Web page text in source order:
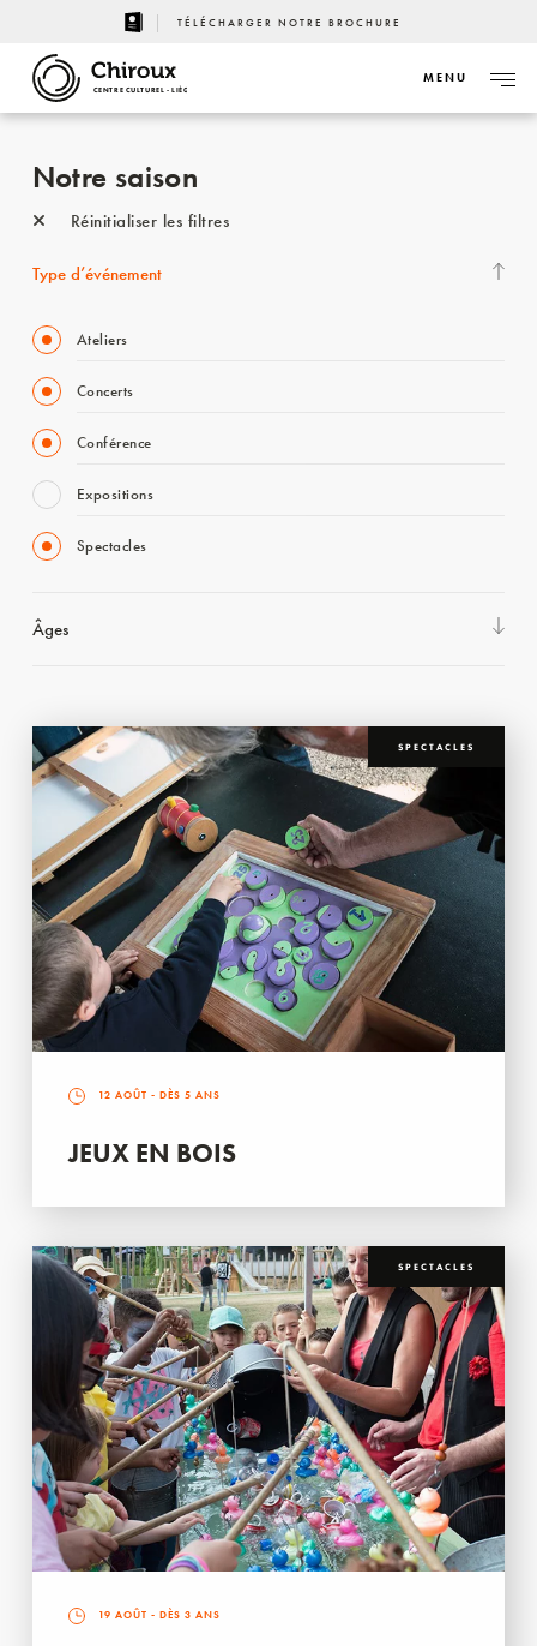
TÉLÉCHARGER NOTRE BROCHURE
CENTRE CULTUREL - LIÈGE
MENU
Notre saison
Réinitialiser les filtres
Type d’événement
Ateliers
Concerts
Conférence
Expositions
Spectacles
Âges
SPECTACLES
12 AOÛT - DÈS 5 ANS
JEUX EN BOIS
SPECTACLES
19 AOÛT - DÈS 3 ANS